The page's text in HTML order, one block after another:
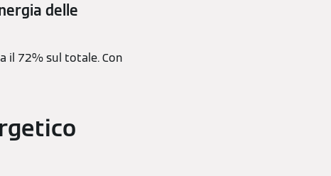
delle
il 72% sul totale. Con